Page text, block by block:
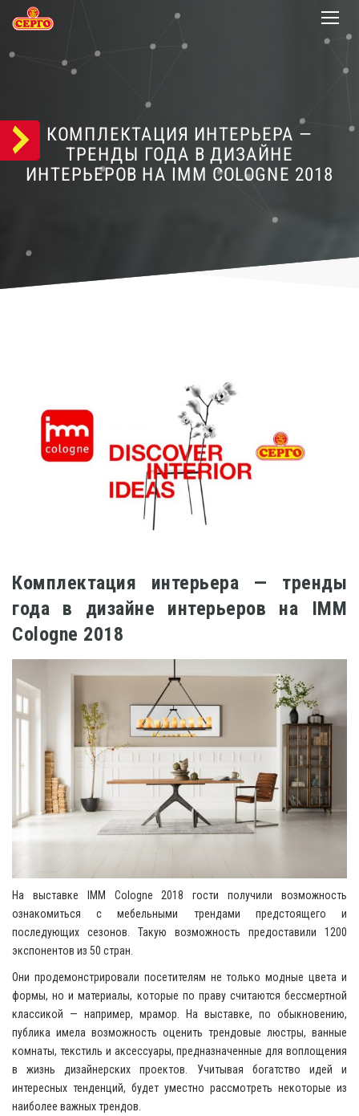
КОМПЛЕКТАЦИЯ ИНТЕРЬЕРА —
ТРЕНДЫ ГОДА В ДИЗАЙНЕ
ИНТЕРЬЕРОВ НА IMM COLOGNE 2018
Комплектация интерьера — тренды
года в дизайне интерьеров на IMM
Cologne 2018
На выставке IMM Cologne 2018 гости получили возможность
ознакомиться с мебельными трендами предстоящего и
последующих сезонов. Такую возможность предоставили 1200
экспонентов из 50 стран.
Они продемонстрировали посетителям не только модные цвета и
формы, но и материалы, которые по праву считаются бессмертной
классикой — например, мрамор. На выставке, по обыкновению,
публика имела возможность оценить трендовые люстры, ванные
комнаты, текстиль и аксессуары, предназначенные для воплощения
в жизнь дизайнерских проектов. Учитывая богатство идей и
интересных тенденций, будет уместно рассмотреть некоторые из
наиболее важных трендов.